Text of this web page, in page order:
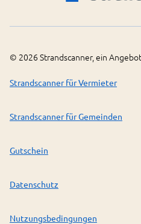
© 2026 Strandscanner, ein
Strandscanner für Vermieter
Strandscanner für Gemeinden
Gutschein
Datenschutz
Nutzungsbedingungen